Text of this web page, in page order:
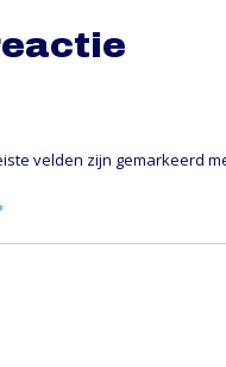
velden zijn gemarkeerd